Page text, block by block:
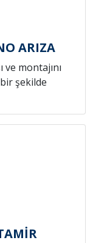
ARIZA
ve montajını
şekilde